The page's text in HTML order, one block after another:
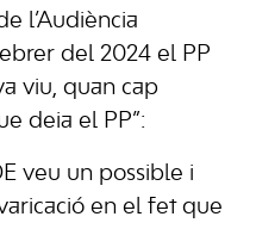
l’Audiència
del 2024 el PP
viu, quan cap
deia el PP”:
veu un possible i
en el fet que